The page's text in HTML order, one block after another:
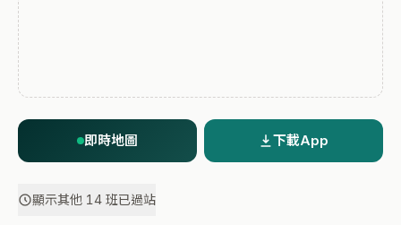
即時地圖 下載App
顯示其他 14 班已過站